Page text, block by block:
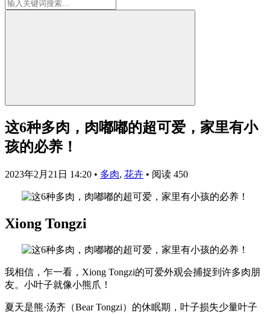
这6种多肉，肉嘟嘟的超可爱，家里有小
孩的必养！
2023年2月21日 14:20 • 多肉, 花卉 • 阅读 450
Xiong Tongzi
我相信，乍一看，Xiong Tongzi的可爱外观会捕捉到许多肉朋
友。小叶子就像小熊爪！
夏天是熊·汤齐（Bear Tongzi）的休眠期，叶子损失少量叶子